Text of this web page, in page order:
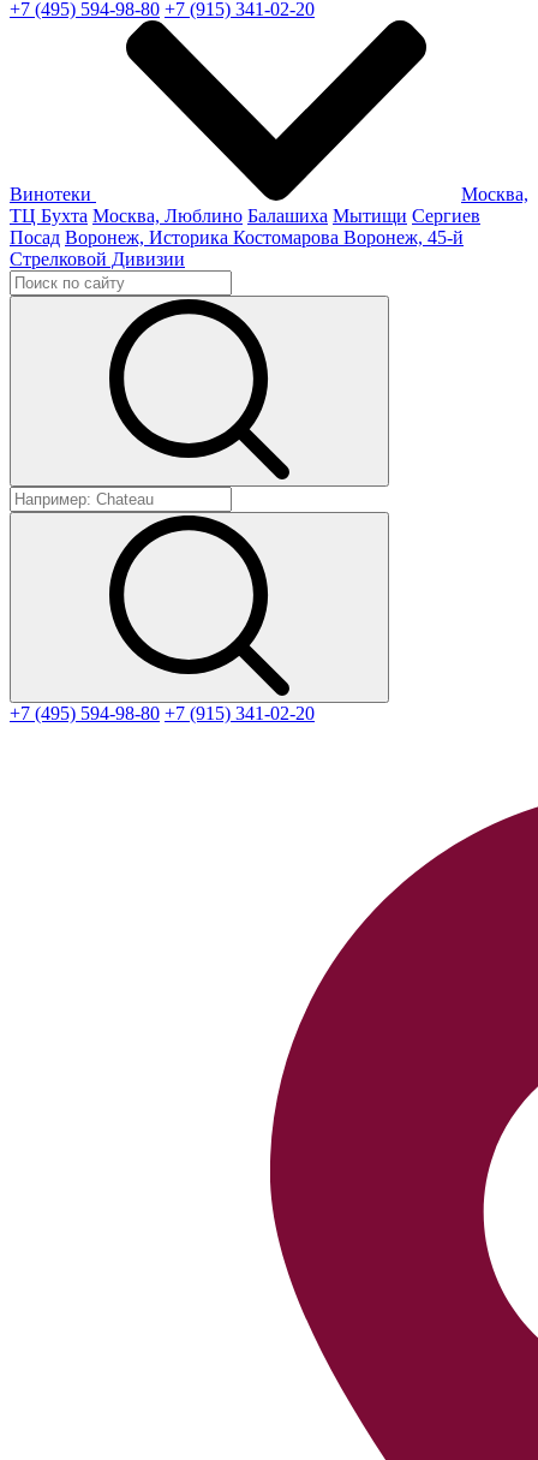
+7 (495) 594-98-80 +7 (915) 341-02-20
Винотеки
Москва,
ТЦ Бухта Москва, Люблино Балашиха Мытищи Сергиев
Посад Воронеж, Историка Костомарова Воронеж, 45-й
Стрелковой Дивизии
+7 (495) 594-98-80 +7 (915) 341-02-20